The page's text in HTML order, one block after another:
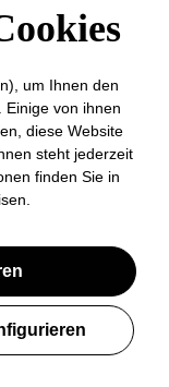
um Ihnen den
Einige von ihnen
diese Website
steht jederzeit
finden Sie in